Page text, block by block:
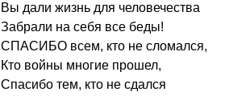
Вы дали жизнь для человечества
Забрали на себя все беды!
СПАСИБО всем, кто не сломался,
Кто войны многие прошел,
Спасибо тем, кто не сдался